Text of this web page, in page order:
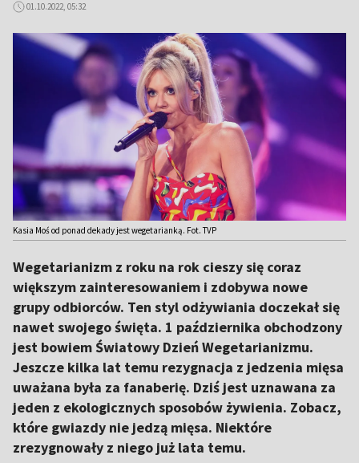
01.10.2022, 05:32
Kasia Moś od ponad dekady jest wegetarianką. Fot. TVP
Wegetarianizm z roku na rok cieszy się coraz
większym zainteresowaniem i zdobywa nowe
grupy odbiorców. Ten styl odżywiania doczekał się
nawet swojego święta. 1 października obchodzony
jest bowiem Światowy Dzień Wegetarianizmu.
Jeszcze kilka lat temu rezygnacja z jedzenia mięsa
uważana była za fanaberię. Dziś jest uznawana za
jeden z ekologicznych sposobów żywienia. Zobacz,
które gwiazdy nie jedzą mięsa. Niektóre
zrezygnowały z niego już lata temu.